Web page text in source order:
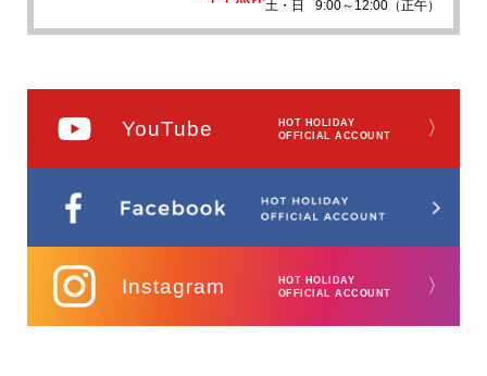
土・日
9:00～12:00（正午）
YouTube
HOT HOLIDAY
OFFICIAL ACCOUNT
〉
Instagram
HOT HOLIDAY
OFFICIAL ACCOUNT
〉